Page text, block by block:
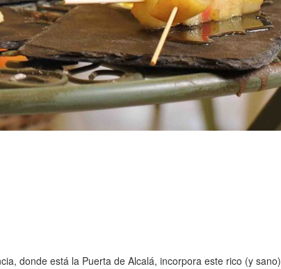
donde está la Puerta de Alcalá, incorpora este rico (y